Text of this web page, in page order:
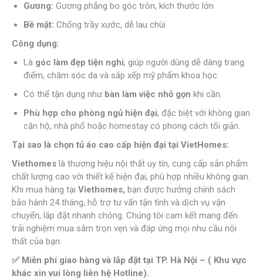
Gương: Gương phẳng bo góc tròn, kích thước lớn
Bề mặt: Chống trầy xước, dễ lau chùi
Công dụng:
Là góc làm đẹp tiện nghi, giúp người dùng dễ dàng trang
điểm, chăm sóc da và sắp xếp mỹ phẩm khoa học.
Có thể tận dụng như bàn làm việc nhỏ gọn khi cần.
Phù hợp cho phòng ngủ hiện đại, đặc biệt với không gian
căn hộ, nhà phố hoặc homestay có phong cách tối giản.
Tại sao là chọn tủ áo cao cấp hiện đại tại VietHomes:
Viethomes là thương hiệu nội thất uy tín, cung cấp sản phẩm
chất lượng cao với thiết kế hiện đại, phù hợp nhiều không gian.
Khi mua hàng tại Viethomes, bạn được hưởng chính sách
bảo hành 24 tháng, hỗ trợ tư vấn tận tình và dịch vụ vận
chuyển, lắp đặt nhanh chóng. Chúng tôi cam kết mang đến
trải nghiệm mua sắm trọn vẹn và đáp ứng mọi nhu cầu nội
thất của bạn.
✅ Miễn phí giao hàng và lắp đặt tại TP. Hà Nội – ( Khu vực
khác xin vui lòng liên hệ Hotline).